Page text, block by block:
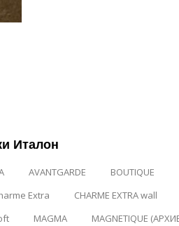
Италон
AVANTGARDE BOUTIQUE
Extra CHARME EXTRA wall
MAGMA MAGNETIQUE